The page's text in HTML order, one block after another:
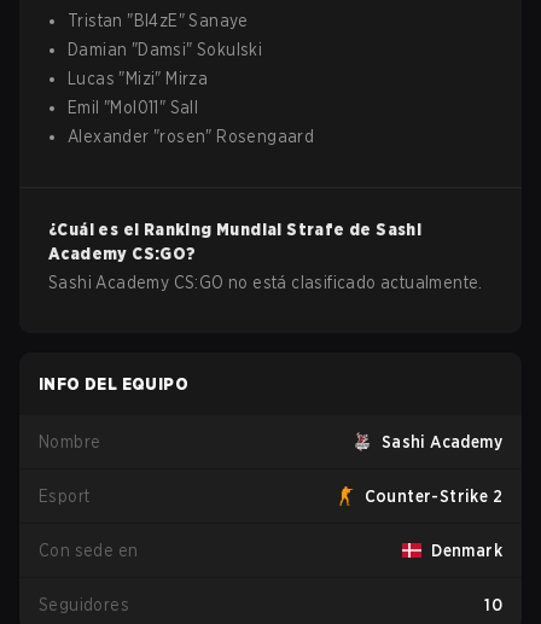
Tristan "Bl4zE"Sanaye
Damian "Damsi"Sokulski
Lucas "Mizi" Mirza
Emil "Mol011 " Sall
Alexander "rosen" Rosengaard
¿Cuál es el Ranking Mundial Strafe deSashi
Academy CS:GO?
Sashi Academy CS:GO no está clasificado actualmente.
INFO DEL EQUIPO
Nombre Sashi Academy
Esport Counter-Strike 2
Con sede en Denmark
Seguidores 10